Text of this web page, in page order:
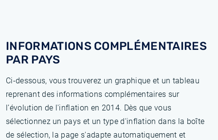
INFORMATIONS COMPLÉMENTAIRES
PAR PAYS
Ci-dessous, vous trouverez un graphique et un tableau
reprenant des informations complémentaires sur
l’évolution de l'inflation en 2014. Dès que vous
sélectionnez un pays et un type d'inflation dans la boîte
de sélection, la page s'adapte automatiquement et